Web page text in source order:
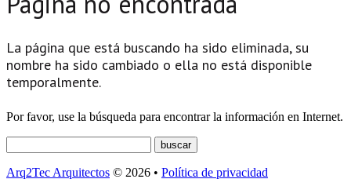
La página que está buscando ha sido eliminada, su
nombre ha sido cambiado o ella no está disponible
temporalmente.
Por favor, use la búsqueda para encontrar la información en Internet.
Arq2Tec Arquitectos © 2026 • Política de privacidad